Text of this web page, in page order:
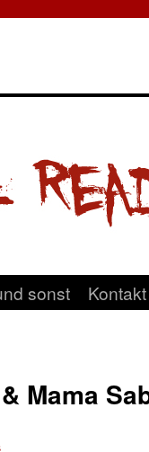
sonst Kontakt
Mama